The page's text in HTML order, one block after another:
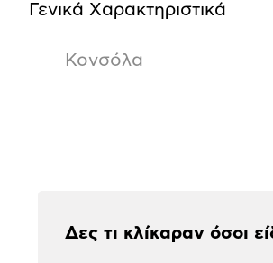
Γενικά Xαρακτηριστικά
Κονσόλα
Δες τι κλίκαραν όσοι